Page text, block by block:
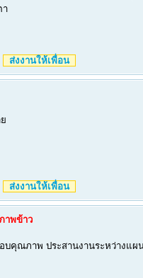
า
ส่งงานให้เพื่อน
ส่งงานให้เพื่อน
าพข้าว
บคุณภาพ ประสานงานระหว่างแผ